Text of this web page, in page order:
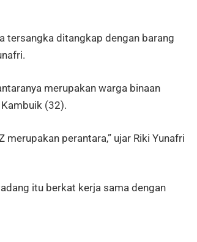
tersangka ditangkap dengan barang
merupakan warga binaan
(32).
perantara,” ujar Riki Yunafri
itu berkat kerja sama dengan